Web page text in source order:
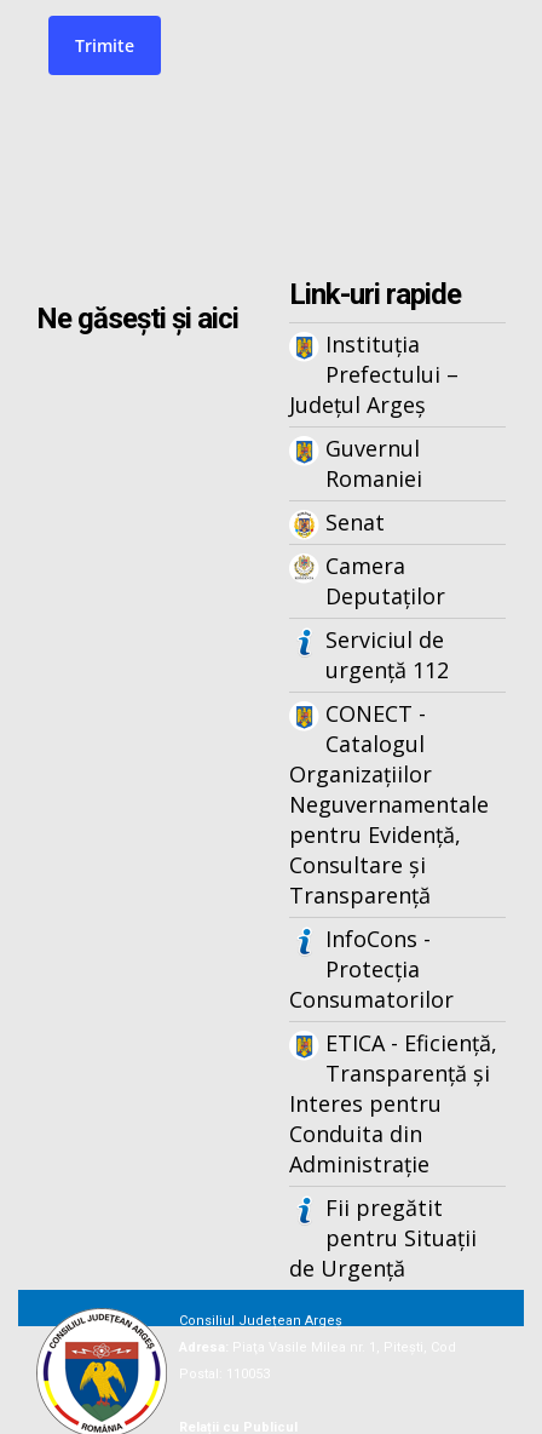
Ne găsești și aici
Link-uri rapide
Instituția
Prefectului –
Județul Argeș
Guvernul
Romaniei
Senat
Camera
Deputaților
Serviciul de
urgență 112
CONECT -
Catalogul
Organizațiilor
Neguvernamentale
pentru Evidență,
Consultare și
Transparență
InfoCons -
Protecția
Consumatorilor
ETICA - Eficiență,
Transparență și
Interes pentru
Conduita din
Administrație
Fii pregătit
pentru Situații
de Urgență
Consiliul Județean Argeș